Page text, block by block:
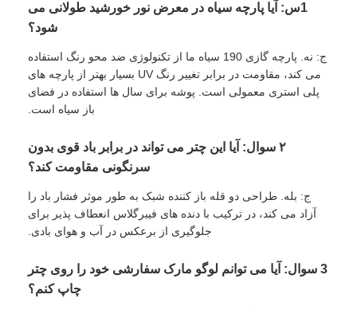
1س: آیا پارچه سیاه در معرض نور خورشید طولانی می
شود؟
ج: نه. پارچه گازی 190 سیاه ما از تکنولوژی ضد محو رنگ استفاده
می کند، مقاومت در برابر تغییر رنگ UV بسیار بهتر از پارچه های
پلی استری معمولی است. پوشه برای سال ها استفاده در فضای
باز سیاه است.
۲ سوال: آیا این چتر می تواند در برابر باد قوی بدون
سرنگونی مقاومت کند؟
ج: بله. طراحی دو قله باز کننده شبک به طور موثر فشار باد را
آزاد می کند، در ترکیب با دنده های فیبرگلاس انعطاف پذیر برای
جلوگیری از برعکس در آب و هوای بادی.
3 سوال: آیا می توانم لوگو مارک سفارشی خود را روی چتر
چاپ کنم؟